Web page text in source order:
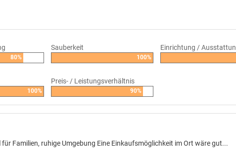
80%
Sauberkeit
100%
Einrichtung /
100%
Preis- / Leistungsverhältnis
90%
Familien, ruhige Umgebung Eine Einkaufsmöglichkeit im Ort wäre gut...